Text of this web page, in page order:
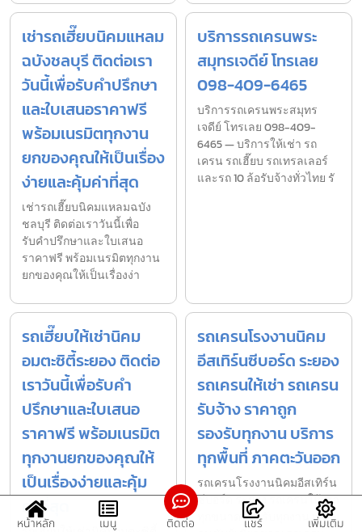
เช่ารถเฮี๊ยบนิคมแหลม
ฉบังชลบุรี ติดต่อเรา
วันนี้เพื่อรับคำปรึกษา
และใบเสนอราคาฟรี
พร้อมเนรมิตทุกงาน
ยกของคุณให้เป็นเรื่อง
ง่ายและคุ้มค่าที่สุด
เช่ารถเฮี๊ยบนิคมแหลมฉบัง
ชลบุรี ติดต่อเราวันนี้เพื่อ
รับคำปรึกษาและใบเสนอ
ราคาฟรี พร้อมเนรมิตทุกงาน
ยกของคุณให้เป็นเรื่องง่า
บริการรถเครนพระ
สมุทรเจดีย์ โทรเลย
098-409-6465
บริการรถเครนพระสมุทร
เจดีย์ โทรเลย 098-409-
6465 — บริการให้เช่า รถ
เครน รถเฮี๊ยบ รถเทรลเลอร์
และรถ 10 ล้อรับจ้างทั่วไทย รั
รถเฮี๊ยบให้เช่านิคม
อมตะซิตี้ระยอง ติดต่อ
เราวันนี้เพื่อรับคำ
ปรึกษาและใบเสนอ
ราคาฟรี พร้อมเนรมิต
ทุกงานยกของคุณให้
เป็นเรื่องง่ายและคุ้ม
ค่าที่สุด
รถเครนโรงงานนิคม
อีสเทิร์นซีบอร์ด ระยอง
รถเครนให้เช่า รถเครน
รับจ้าง ราคาถูก
รองรับทุกงาน บริการ
ทุกพื้นที่ ภาคตะวันออก
รถเครนโรงงานนิคมอีสเทิร์น
ซีบอร์ด ระยอง รถเครนให้เช่า
ทุกขนาด รองรับทุกงาน พร้อม
หน้าหลัก เมนู ติดต่อ แชร์ เพิ่มเติม